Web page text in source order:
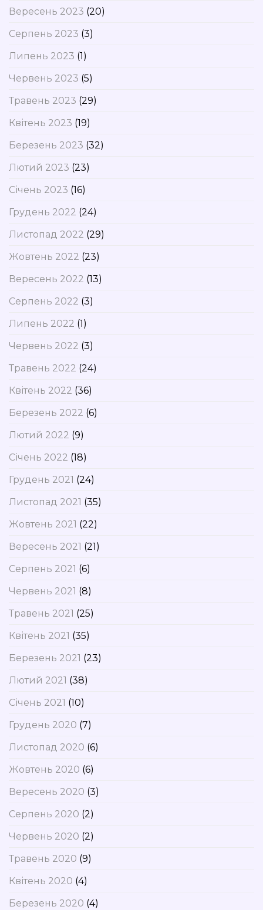
Вересень 2023 (20)
Серпень 2023 (3)
Липень 2023 (1)
Червень 2023 (5)
Травень 2023 (29)
Квітень 2023 (19)
Березень 2023 (32)
Лютий 2023 (23)
Січень 2023 (16)
Грудень 2022 (24)
Листопад 2022 (29)
Жовтень 2022 (23)
Вересень 2022 (13)
Серпень 2022 (3)
Липень 2022 (1)
Червень 2022 (3)
Травень 2022 (24)
Квітень 2022 (36)
Березень 2022 (6)
Лютий 2022 (9)
Січень 2022 (18)
Грудень 2021 (24)
Листопад 2021 (35)
Жовтень 2021 (22)
Вересень 2021 (21)
Серпень 2021 (6)
Червень 2021 (8)
Травень 2021 (25)
Квітень 2021 (35)
Березень 2021 (23)
Лютий 2021 (38)
Січень 2021 (10)
Грудень 2020 (7)
Листопад 2020 (6)
Жовтень 2020 (6)
Вересень 2020 (3)
Серпень 2020 (2)
Червень 2020 (2)
Травень 2020 (9)
Квітень 2020 (4)
Березень 2020 (4)